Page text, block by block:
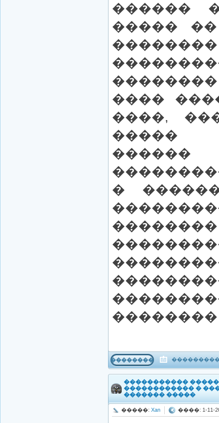
������
�����
����
����,
�����
������
�
���������
�����������
������������ �
������� �����
�����: Xan ����: 1-11-